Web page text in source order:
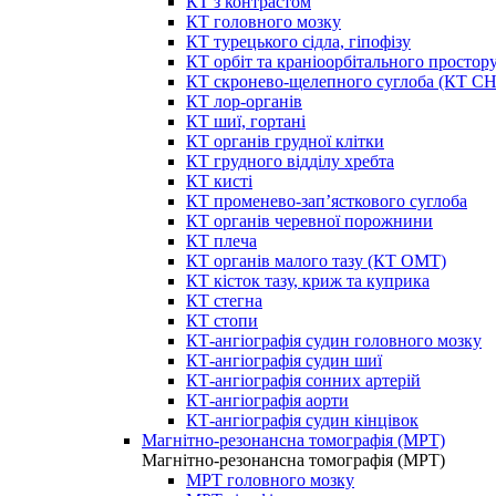
КТ головного мозку
КТ турецького сідла, гіпофізу
КТ орбіт та краніоорбітального
КТ скронево-щелепного суглоба (КТ
КТ лор-органів
КТ шиї, гортані
КТ органів грудної клітки
КТ грудного відділу хребта
КТ кисті
КТ променево-зап’ясткового суглоба
КТ органів черевної порожнини
КТ плеча
КТ органів малого тазу (КТ ОМТ)
КТ кісток тазу, криж та куприка
КТ стегна
КТ стопи
КТ-ангіографія судин головного мозку
КТ-ангіографія судин шиї
КТ-ангіографія сонних артерій
КТ-ангіографія аорти
КТ-ангіографія судин кінцівок
Магнітно-резонансна томографія (МРТ)
Магнітно-резонансна томографія (МРТ)
МРТ головного мозку